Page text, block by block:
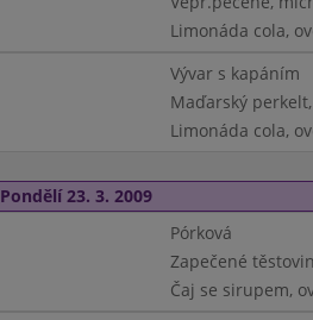
Limonáda cola,
Vývar s kapáním
Maďarský
Limonáda cola,
Pondělí 23. 3. 2009
Pórková
Zapečené
Čaj se sirupem,